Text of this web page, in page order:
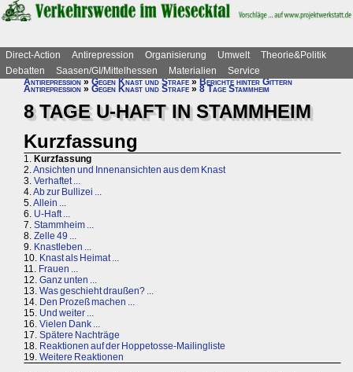
Direct-Action Antirepression Organisierung Umwelt
Theorie&Politik
Debatten
Saasen/GI/Mittelhessen Materialien
Service
Antirepression»Gegen Knast und Strafe»Berichte hinter Gittern
Antirepression » Gegen Knast und Strafe » 8 Tage Stammheim
8 TAGE U-HAFT IN STAMMHEIM
Kurzfassung
1. Kurzfassung
2.Ansichten und Innenansichten aus dem Knast
3. Verhaftet ...
4.Ab zur Bullizei ...
5.Allein ...
6. U-Haft ...
7. Stammheim ...
8. Zelle 49 ...
9. Knastleben ...
10. Knast als Heimat ...
11. Frauen ...
12. Ganz unten ...
13. Was geschieht draußen? ...
14. Den Prozeß machen ...
15. Und weiter ...
16. Vielen Dank ...
17. Spätere Nachträge
18. Reaktionen auf der Hoppetosse-Mailingliste
19. Weitere Reaktionen